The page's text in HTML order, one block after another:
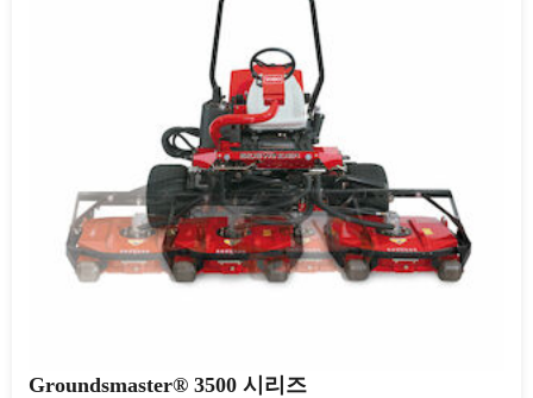
Groundsmaster® 3500 시리즈